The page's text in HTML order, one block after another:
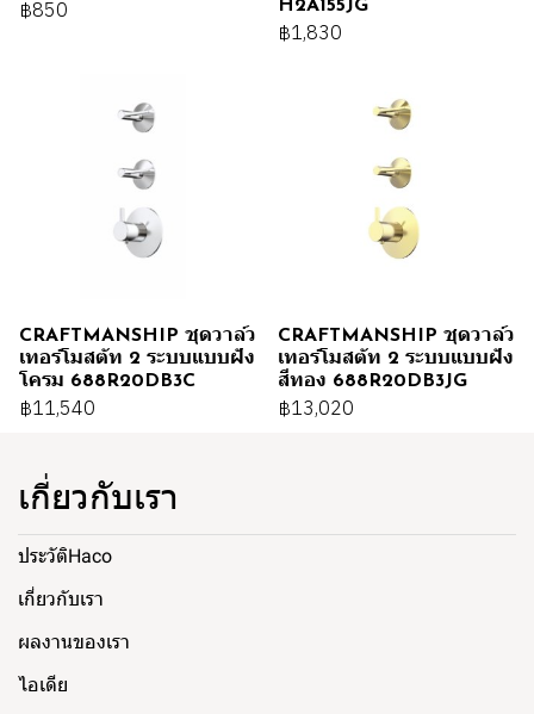
฿850
H2A155JG
฿1,830
CRAFTMANSHIP ชุดวาล์ว
เทอร์โมสตัท 2 ระบบแบบฝัง
โครม 688R20DB3C
฿11,540
CRAFTMANSHIP ชุดวาล์ว
เทอร์โมสตัท 2 ระบบแบบฝัง
สีทอง 688R20DB3JG
฿13,020
เกี่ยวกับเรา
ประวัติHaco
เกี่ยวกับเรา
ผลงานของเรา
ไอเดีย